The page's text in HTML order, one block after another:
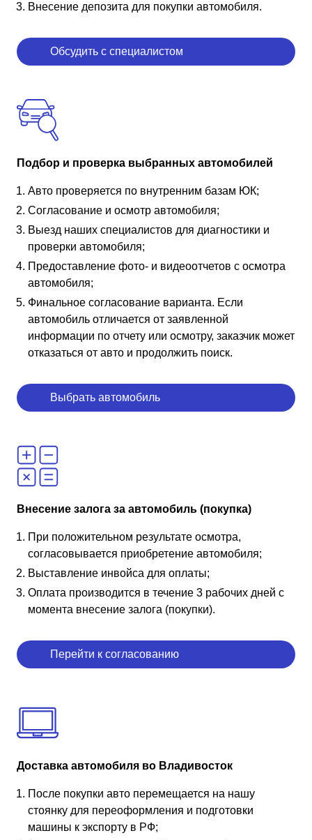
Внесение депозита для покупки автомобиля.
Обсудить с специалистом
Подбор и проверка выбранных автомобилей
Авто проверяется по внутренним базам ЮК;
Согласование и осмотр автомобиля;
Выезд наших специалистов для диагностики и
проверки автомобиля;
Предоставление фото- и видеоотчетов с осмотра
автомобиля;
Финальное согласование варианта. Если
автомобиль отличается от заявленной
информации по отчету или осмотру, заказчик может
отказаться от авто и продолжить поиск.
Выбрать автомобиль
Внесение залога за автомобиль (покупка)
При положительном результате осмотра,
согласовывается приобретение автомобиля;
Выставление инвойса для оплаты;
Оплата производится в течение 3 рабочих дней с
момента внесение залога (покупки).
Перейти к согласованию
Доставка автомобиля во Владивосток
После покупки авто перемещается на нашу
стоянку для переоформления и подготовки
машины к экспорту в РФ;